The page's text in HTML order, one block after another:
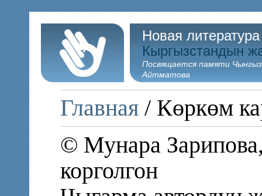
Новая
Кыргызстандын
Посвящается памяти
Айтматова
Главная / Көркөм
© Мунара
корголгон